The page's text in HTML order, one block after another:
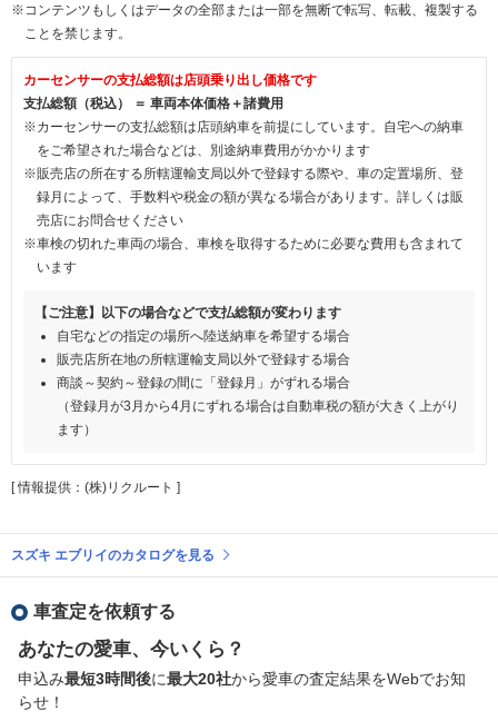
※コンテンツもしくはデータの全部または一部を無断で転写、転載、複製する
ことを禁じます。
カーセンサーの支払総額は店頭乗り出し価格です
支払総額（税込） ＝ 車両本体価格＋諸費用
※カーセンサーの支払総額は店頭納車を前提にしています。自宅への納車
をご希望された場合などは、別途納車費用がかかります
※販売店の所在する所轄運輸支局以外で登録する際や、車の定置場所、登
録月によって、手数料や税金の額が異なる場合があります。詳しくは販
売店にお問合せください
※車検の切れた車両の場合、車検を取得するために必要な費用も含まれて
います
【ご注意】以下の場合などで支払総額が変わります
自宅などの指定の場所へ陸送納車を希望する場合
販売店所在地の所轄運輸支局以外で登録する場合
商談～契約～登録の間に「登録月」がずれる場合
（登録月が3月から4月にずれる場合は自動車税の額が大きく上がり
ます）
[ 情報提供：(株)リクルート ]
スズキ エブリイのカタログを見る
車査定を依頼する
あなたの愛車、今いくら？
申込み最短3時間後に最大20社から愛車の査定結果をWebでお知
らせ！